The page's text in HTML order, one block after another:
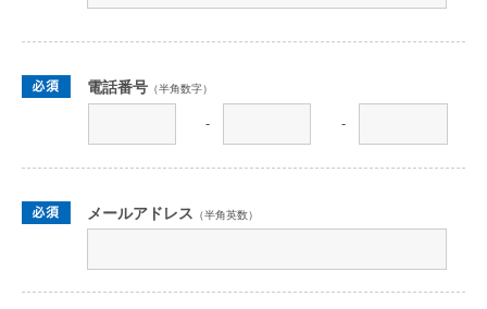
電話番号 （半角数字）
- -
メールアドレス （半角英数）